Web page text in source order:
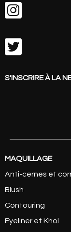


S'INSCRIRE À LA
MAQUILLAGE
Anti-cernes et
Blush
Contouring
Eyeliner et Khol